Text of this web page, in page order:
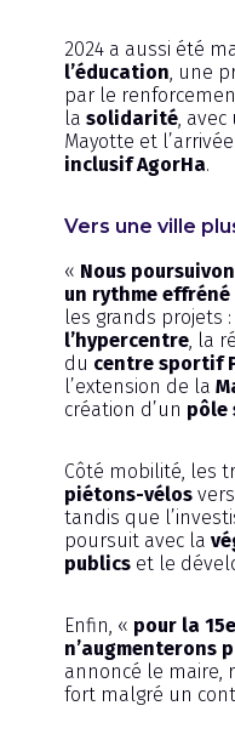
2024 a aussi été
l’éducation , une
par le
la solidarité, avec
Mayotte et
inclusif AgorHa.
Vers une ville
« Nous
un rythme effréné
les grands projets :
l’hypercentre, la
du centre sportif
l’extension de la
création d’un pôle
Côté mobilité, les
piétons-vélosvers
tandis que
poursuit avec la
publicset le
Enfin, « pour la
n’augmenterons
annoncé le maire,
fort malgré un